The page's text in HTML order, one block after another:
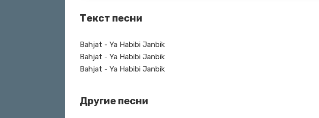
Текст песни
Bahjat - Ya Habibi Janbik
Bahjat - Ya Habibi Janbik
Bahjat - Ya Habibi Janbik
Другие песни